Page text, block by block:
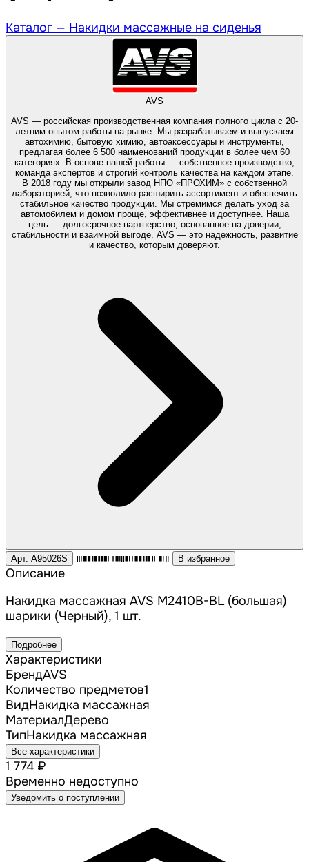
Каталог — Накидки массажные на сиденья
AVS
AVS — российская производственная компания полного цикла с 20-
летним опытом работы на рынке. Мы разрабатываем и выпускаем
автохимию, бытовую химию, автоаксессуары и инструменты,
предлагая более 6 500 наименований продукции в более чем 60
категориях. В основе нашей работы — собственное производство,
команда экспертов и строгий контроль качества на каждом этапе.
В 2018 году мы открыли завод НПО «ПРОХИМ» с собственной
лабораторией, что позволило расширить ассортимент и обеспечить
стабильное качество продукции. Мы стремимся делать уход за
автомобилем и домом проще, эффективнее и доступнее. Наша
цель — долгосрочное партнерство, основанное на доверии,
стабильности и взаимной выгоде. AVS — это надежность, развитие
и качество, которым доверяют.
Арт. A95026S В избранное
Описание
Накидка массажная AVS M2410B-BL (большая)
шарики (Черный), 1 шт.
Подробнее
Характеристики
БрендAVS
Количество предметов1
ВидНакидка массажная
МатериалДерево
ТипНакидка массажная
Все характеристики
1 774 ₽
Временно недоступно
Уведомить о поступлении